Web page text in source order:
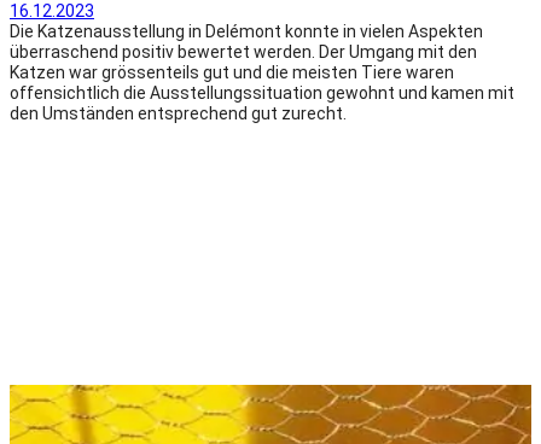
16.12.2023
Die Katzenausstellung in Delémont konnte in vielen Aspekten
überraschend positiv bewertet werden. Der Umgang mit den
Katzen war grössenteils gut und die meisten Tiere waren
offensichtlich die Ausstellungssituation gewohnt und kamen mit
den Umständen entsprechend gut zurecht.